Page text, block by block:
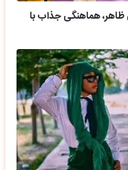
هماهنگی جذاب با